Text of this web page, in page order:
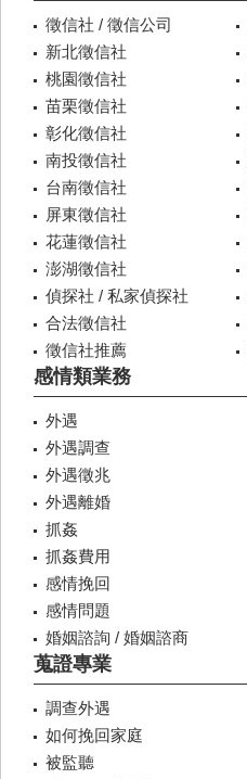
徵信社 / 徵信公司
新北徵信社
桃園徵信社
苗栗徵信社
彰化徵信社
南投徵信社
台南徵信社
屏東徵信社
花蓮徵信社
澎湖徵信社
偵探社 / 私家偵探社
合法徵信社
徵信社推薦
感情類業務
外遇
外遇調查
外遇徵兆
外遇離婚
抓姦
抓姦費用
感情挽回
感情問題
婚姻諮詢 / 婚姻諮商
蒐證專業
調查外遇
如何挽回家庭
被監聽